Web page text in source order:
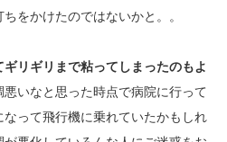
をかけたのではないかと。。
リギリまで粘ってしまったのもよ
悪いなと思った時点で病院に行って
って飛行機に乗れていたかもしれ